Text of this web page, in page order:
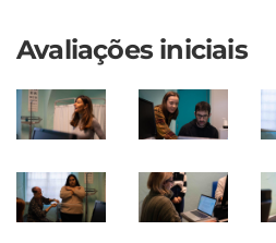
Avaliações iniciais